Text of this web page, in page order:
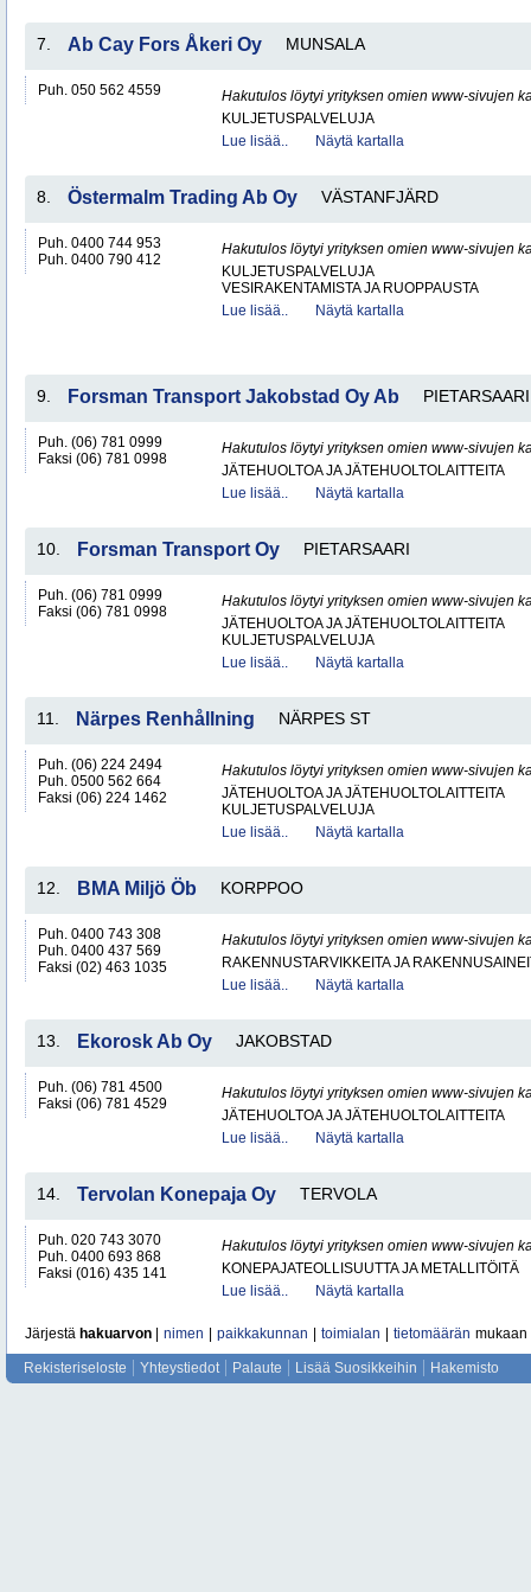
7. Ab Cay Fors Åkeri Oy MUNSALA
Puh. 050 562 4559
Hakutulos löytyi yrityksen omien www-sivujen
KULJETUSPALVELUJA
Lue lisää..
Näytä kartalla
8. Östermalm Trading Ab Oy VÄSTANFJÄRD
Puh. 0400 744 953
Puh. 0400 790 412
Hakutulos löytyi yrityksen omien www-sivujen
KULJETUSPALVELUJA
VESIRAKENTAMISTA JA RUOPPAUSTA
Lue lisää..
Näytä kartalla
9. Forsman Transport Jakobstad Oy Ab PIETARSAARI
Puh. (06) 781 0999
Faksi (06) 781 0998
Hakutulos löytyi yrityksen omien www-sivujen
JÄTEHUOLTOA JA JÄTEHUOLTOLAITTEITA
Lue lisää..
Näytä kartalla
10. Forsman Transport Oy PIETARSAARI
Puh. (06) 781 0999
Faksi (06) 781 0998
Hakutulos löytyi yrityksen omien www-sivujen
JÄTEHUOLTOA JA JÄTEHUOLTOLAITTEITA
KULJETUSPALVELUJA
Lue lisää..
Näytä kartalla
11. Närpes Renhållning NÄRPES ST
Puh. (06) 224 2494
Puh. 0500 562 664
Faksi (06) 224 1462
Hakutulos löytyi yrityksen omien www-sivujen
JÄTEHUOLTOA JA JÄTEHUOLTOLAITTEITA
KULJETUSPALVELUJA
Lue lisää..
Näytä kartalla
12. BMA Miljö Öb KORPPOO
Puh. 0400 743 308
Puh. 0400 437 569
Faksi (02) 463 1035
Hakutulos löytyi yrityksen omien www-sivujen
RAKENNUSTARVIKKEITA JA
Lue lisää..
Näytä kartalla
13. Ekorosk Ab Oy JAKOBSTAD
Puh. (06) 781 4500
Faksi (06) 781 4529
Hakutulos löytyi yrityksen omien www-sivujen
JÄTEHUOLTOA JA JÄTEHUOLTOLAITTEITA
Lue lisää..
Näytä kartalla
14. Tervolan Konepaja Oy TERVOLA
Puh. 020 743 3070
Puh. 0400 693 868
Faksi (016) 435 141
Hakutulos löytyi yrityksen omien www-sivujen
KONEPAJATEOLLISUUTTA JA METALLITÖITÄ
Lue lisää..
Näytä kartalla
Järjestä hakuarvon nimen paikkakunnan toimialan tietomäärän mukaan
Rekisteriseloste Yhteystiedot Palaute Lisää Suosikkeihin Hakemisto